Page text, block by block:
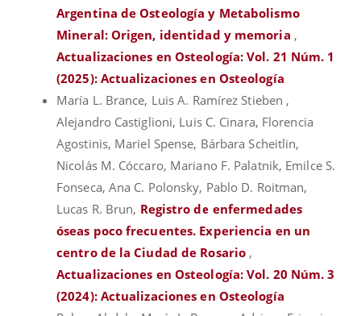
Argentina de Osteología y Metabolismo
Mineral: Origen, identidad y memoria ,
Actualizaciones en Osteología: Vol. 21 Núm. 1
(2025): Actualizaciones en Osteología
María L. Brance, Luis A. Ramírez Stieben ,
Alejandro Castiglioni, Luis C. Cinara, Florencia
Agostinis, Mariel Spense, Bárbara Scheitlin,
Nicolás M. Cóccaro, Mariano F. Palatnik, Emilce S.
Fonseca, Ana C. Polonsky, Pablo D. Roitman,
Lucas R. Brun, Registro de enfermedades
óseas poco frecuentes. Experiencia en un
centro de la Ciudad de Rosario ,
Actualizaciones en Osteología: Vol. 20 Núm. 3
(2024): Actualizaciones en Osteología